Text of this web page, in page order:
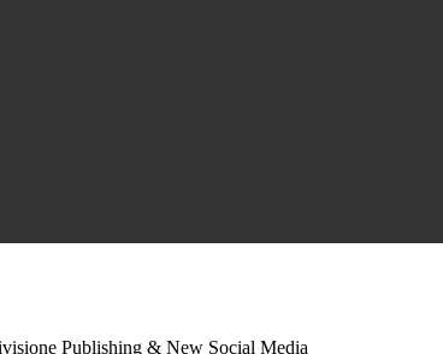
Publishing & New Social Media